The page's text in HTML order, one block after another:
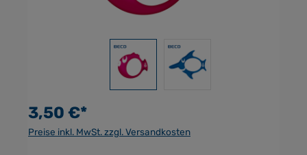
3,50 €*
Preise inkl. MwSt. zzgl. Versandkosten